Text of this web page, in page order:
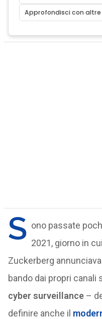
Approfondisci con
S ono passate
2021, giorno in
Zuckerberg
bando dai propri
cyber surveillance–
definire anche il